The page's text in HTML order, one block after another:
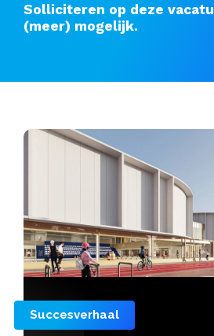
Solliciteren op deze
(meer) mogelijk.
Succesverhaal